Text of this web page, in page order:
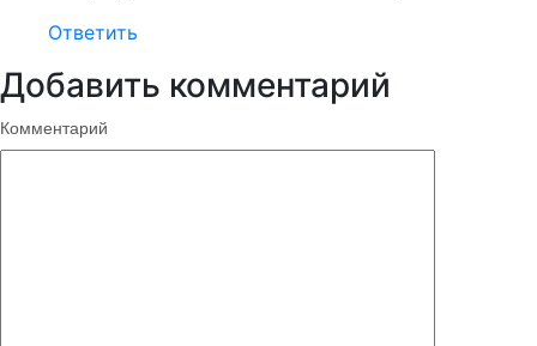
Ответить
Добавить комментарий
Комментарий